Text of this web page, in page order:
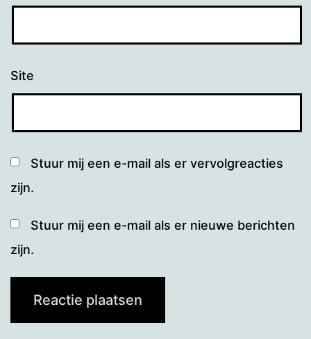
Site
Stuur mij een e-mail als er vervolgreacties
zijn.
Stuur mij een e-mail als er nieuwe berichten
zijn.